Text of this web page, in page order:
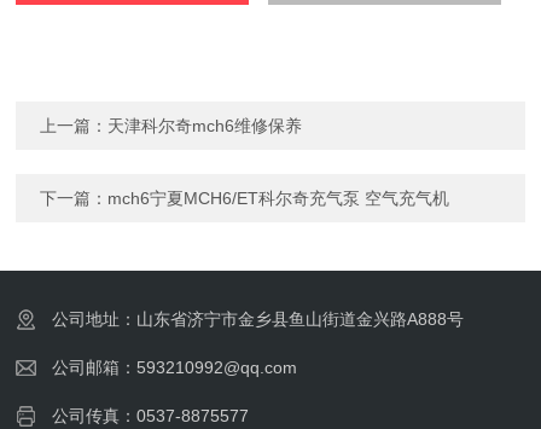
上一篇： 天津科尔奇mch6维修保养
下一篇： mch6宁夏MCH6/ET科尔奇充气泵 空气充气机
公司地址：山东省济宁市金乡县鱼山街道金兴路A888号
公司邮箱：593210992@qq.com
公司传真：0537-8875577